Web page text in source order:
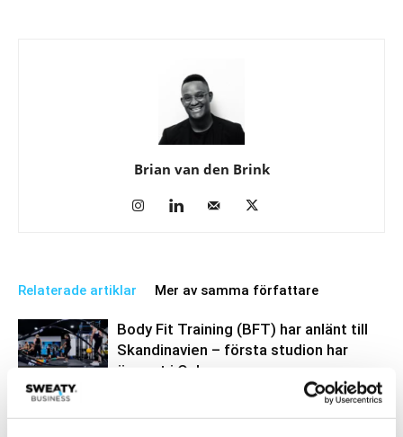
Brian van den Brink
Relaterade artiklar Mer av samma författare
Body Fit Training (BFT) har anlänt till
Skandinavien – första studion har
öppnat i Oslo
Body Fit Training kommer till Norden